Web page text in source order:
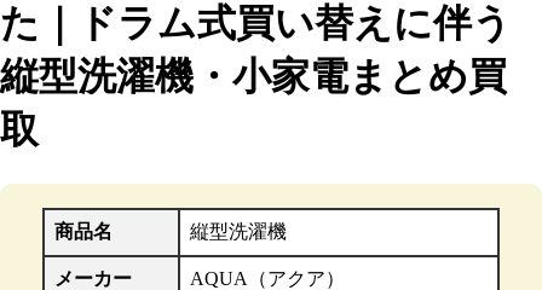
た｜ドラム式買い替えに伴う
縦型洗濯機・小家電まとめ買
取
商品名 縦型洗濯機
メーカー AQUA（アクア）